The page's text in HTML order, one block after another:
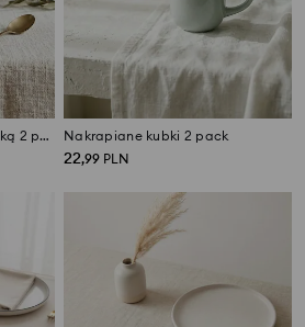
Nakrapiane miski z obwódką 2 pack Nakrapiane kubki 2 pack
22,99 PLN